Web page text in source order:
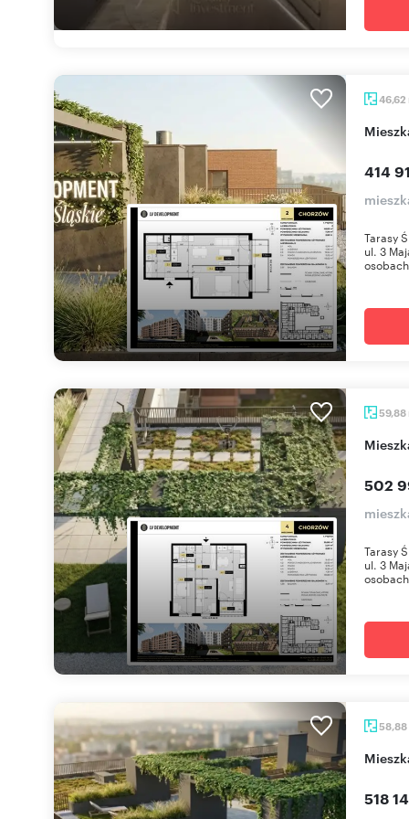
46,62
414
Tarasy
ul. 3
59,88
502
Tarasy
ul. 3
58,88
518